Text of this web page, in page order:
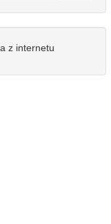
z internetu